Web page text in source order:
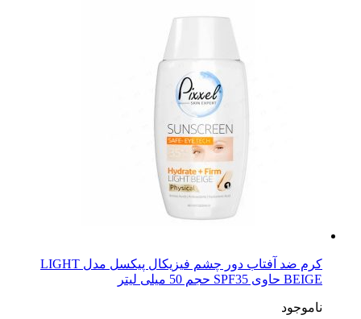
کرم ضد آفتاب دور چشم فیزیکال پیکسل مدل LIGHT
BEIGE حاوی SPF35 حجم 50 میلی لیتر
ناموجود